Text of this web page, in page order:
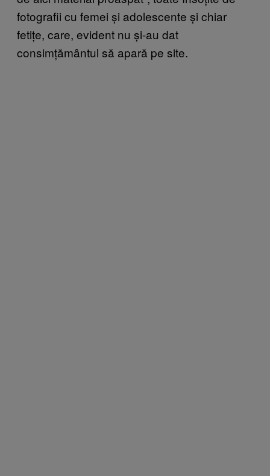
fotografii cu femei și adolescente și chiar
fetițe, care, evident nu și-au dat
consimțământul să apară pe site.